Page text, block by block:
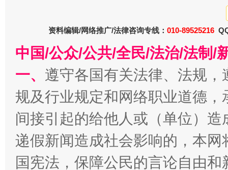
千年窑火 生生不息 一
资料编辑/网络推广/法律咨询专线： 010-89525216
中国/公众/公共/全民/法治/法制/
一、 遵守各国有关法律、法规
规及行业规定和网络职业道德
间接引起的给他人或（单位）
递假新闻造成社会影响的，本
国宪法，保障公民的言论自由